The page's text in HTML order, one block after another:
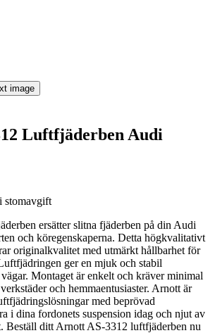
image
Luftfjäderben Audi
stomavgift
ersätter slitna fjäderben på din Audi
och köregenskaperna. Detta högkvalitativt
originalkvalitet med utmärkt hållbarhet för
ger en mjuk och stabil
Montaget är enkelt och kräver minimal
och hemmaentusiaster. Arnott är
med beprövad
i dina fordonets suspension idag och njut av
Beställ ditt Arnott AS-3312 luftfjäderben nu